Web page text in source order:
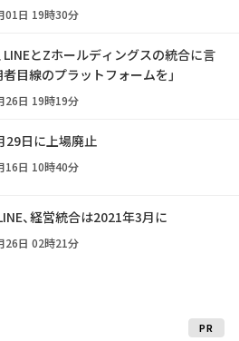
01日 19時30分
LINEとZホールディングスの統合に言
目線のプラットフォームを」
26日 19時19分
29日に上場廃止
16日 10時40分
、経営統合は2021年3月に
26日 02時21分
PR